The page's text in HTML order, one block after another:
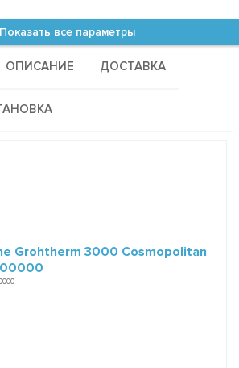
Показать все параметры
ОПИСАНИЕ ДОСТАВКА
Grohtherm 3000 Cosmopolitan